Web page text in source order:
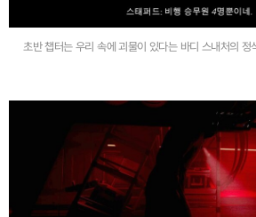
초반 챕터는 우리 속에 괴물이 있다는 바디 스내처의